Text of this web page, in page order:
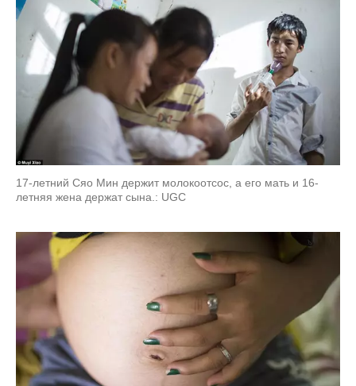
17-летний Сяо Мин держит молокоотсос, а его мать и 16-
летняя жена держат сына.: UGC